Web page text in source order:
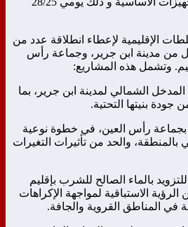
الإقليمية لإعطاء انطلاقة عدد من
من مدينة ابن جرير، وجماعة رأس
وتشمل هذه المشاريع:
المدخل الشمالي لمدينة ابن جرير، بما
جودة بنيتها التحتية.
بجماعة رأس العين، في خطوة نوعية
بالمنطقة، والحد من تأثيرات التغيرات
بالماء الصالح للشرب بإقليم
الاستباقية لمواجهة الإكراهات
في المناطق القروية والجافة.